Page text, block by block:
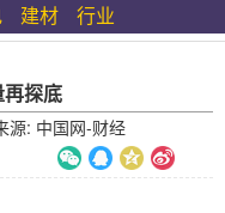
建材 行业
探底
源: 中国网-财经